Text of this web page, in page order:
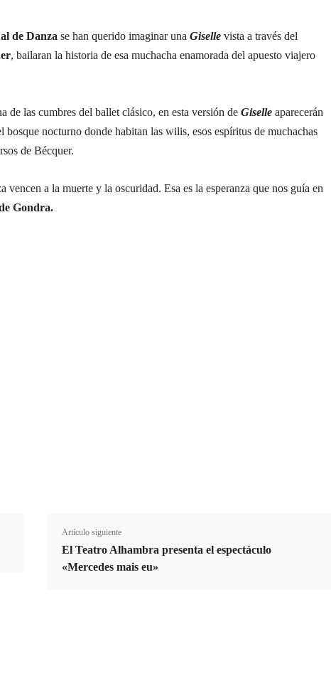
de Danza se han querido imaginar una Giselle vista a través del
, bailaran la historia de esa muchacha enamorada del apuesto viajero
de las cumbres del ballet clásico, en esta versión de Giselle aparecerán
nocturno donde habitan las wilis, esos espíritus de muchachas
de Bécquer.
vencen a la muerte y la oscuridad. Esa es la esperanza que nos guía en
Gondra.
Artículo siguiente
El Teatro Alhambra presenta el espectáculo
«Mercedes mais eu»